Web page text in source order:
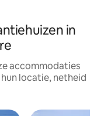
in
accommodaties
locatie, netheid